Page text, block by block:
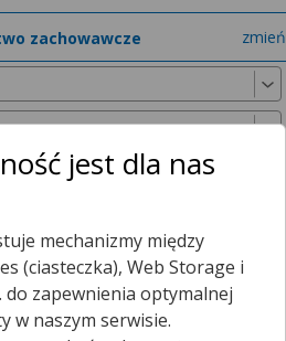
zmień
w promieniu25 km , dlatego
do
50 km
jest dla nas
mechanizmy między
(ciasteczka), Web Storage i
do zapewnienia optymalnej
w naszym serwisie.